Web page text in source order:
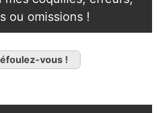
ou omissions !
vous !